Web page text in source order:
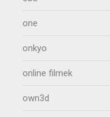
one
onkyo
online filmek
own3d